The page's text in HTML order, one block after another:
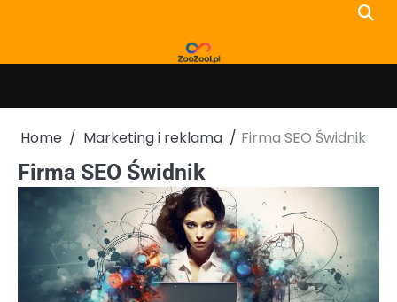
Home Marketing i reklama Firma SEO Świdnik
Firma SEO Świdnik